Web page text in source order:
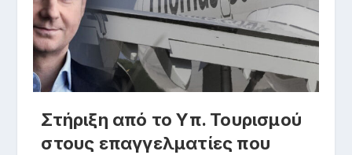
Στήριξη από το Υπ. Τουρισμού
στους επαγγελματίες που